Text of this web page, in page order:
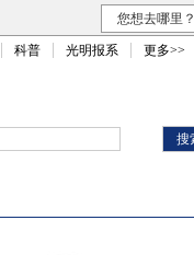
您想去哪里？
科普 光明报系 更多>>